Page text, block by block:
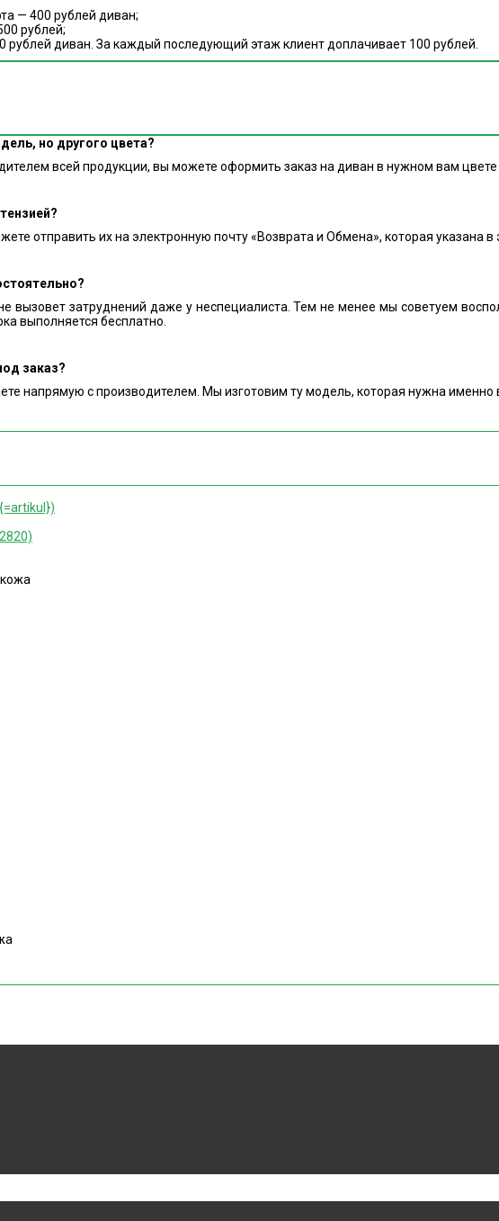
— 400 рублей диван;
рублей;
рублей диван. За каждый последующий этаж клиент доплачивает 100 рублей.
но другого цвета?
всей продукции, вы можете оформить заказ на диван в нужном вам цвете
отправить их на электронную почту «Возврата и Обмена», которая указана в
вызовет затруднений даже у неспециалиста. Тем не менее мы советуем
выполняется бесплатно.
заказ?
напрямую с производителем. Мы изготовим ту модель, которая нужна именно